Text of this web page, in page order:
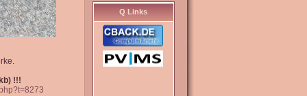
!!!
Q Links